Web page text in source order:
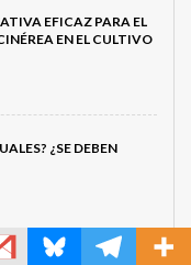
EFICAZ PARA EL
EN EL CULTIVO
¿SE DEBEN